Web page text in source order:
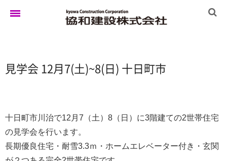
実例集
見学会 12月7(土)~8(日) 十日町市
十日町市川治で12月7（土）8（日）に3階建ての2世帯住宅
の見学会を行います。
長期優良住宅・耐雪3.3ｍ・ホームエレベーター付き・玄関